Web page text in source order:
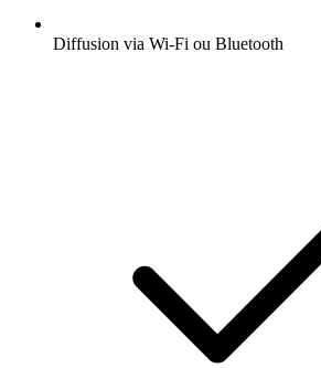
Diffusion via Wi-Fi ou Bluetooth